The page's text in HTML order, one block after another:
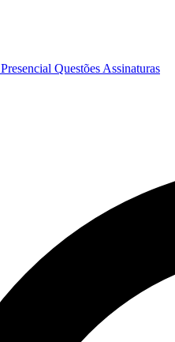
Presencial Questões Assinaturas